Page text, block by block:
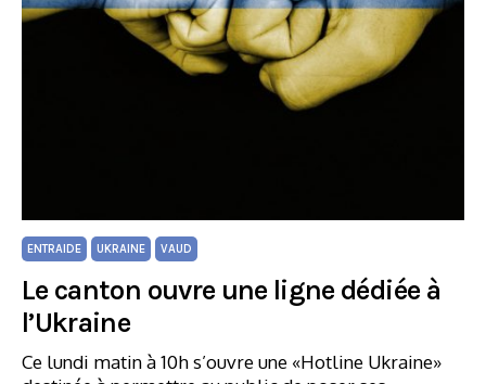
ENTRAIDE UKRAINE VAUD
Le canton ouvre une ligne dédiée à
l’Ukraine
Ce lundi matin à 10h s’ouvre une «Hotline Ukraine»